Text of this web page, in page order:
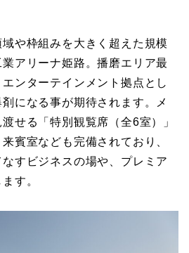
や枠組みを大きく超えた規模
アリーナ姫路。播磨エリア最
ンターテインメント拠点とし
になる事が期待されます。メ
せる「特別観覧席（全6室）」
賓室なども完備されており、
すビジネスの場や、プレミア
す。